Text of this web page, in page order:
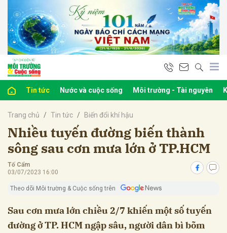
Tin tức Nước và cuộc sống Môi trường - Tài nguyên
Trang chủ Tin tức Biến đổi khí hậu
Nhiều tuyến đường biến thành
sông sau cơn mưa lớn ở TP.HCM
Tố Cẩm
03/07/2023 16:00
Theo dõi Môi trường & Cuộc sống trên
Sau cơn mưa lớn chiều 2/7 khiến một số tuyến
đường ở TP. HCM ngập sâu, người dân bì bõm
luận